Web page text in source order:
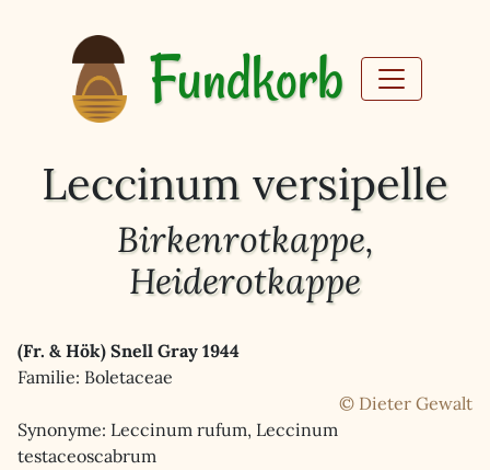
Fundkorb
Leccinum versipelle
Birkenrotkappe,
Heiderotkappe
(Fr. & Hök) Snell Gray 1944
Familie: Boletaceae
© Dieter Gewalt
Synonyme: Leccinum rufum, Leccinum
testaceoscabrum